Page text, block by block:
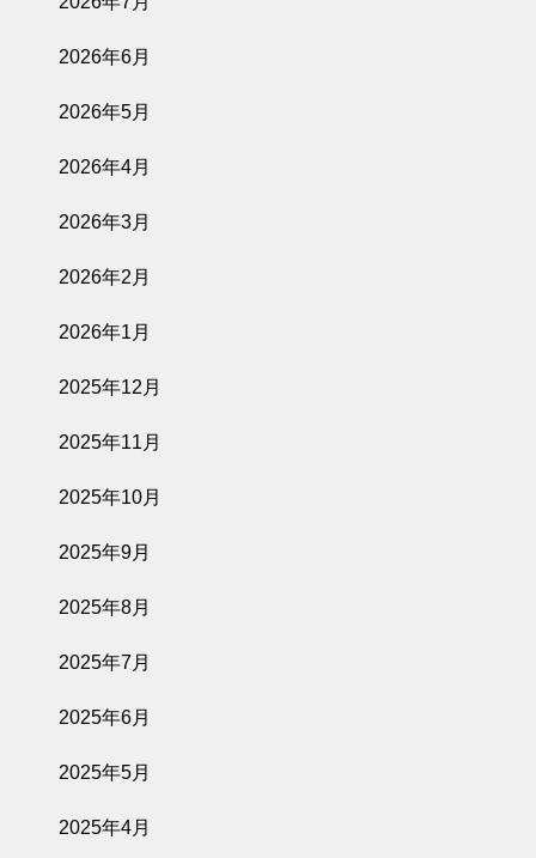
2026年6月
2026年5月
2026年4月
2026年3月
2026年2月
2026年1月
2025年12月
2025年11月
2025年10月
2025年9月
2025年8月
2025年7月
2025年6月
2025年5月
2025年4月